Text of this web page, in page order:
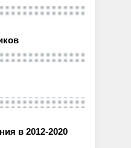
в 2012-2020